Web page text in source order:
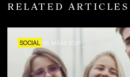
RELATED ARTICLES
SOCIAL 16. MÄRZ 2026